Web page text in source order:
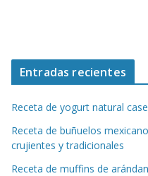
Entradas recientes
Receta de yogurt natural
Receta de buñuelos
crujientes y tradicionales
Receta de muffins de